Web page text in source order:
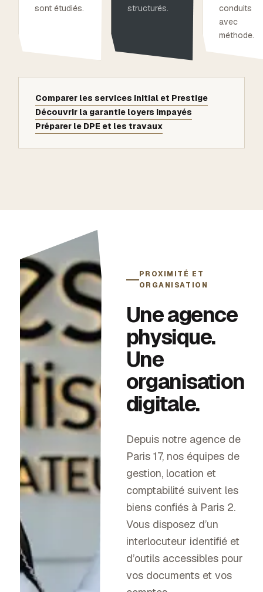
sont étudiés.
structurés.
conduits
avec
méthode.
Comparer les services Initial et Prestige
Découvrir la garantie loyers impayés
Préparer le DPE et les travaux
PROXIMITÉ ET
ORGANISATION
Une agence
physique.
Une
organisation
digitale.
Depuis notre agence de
Paris 17, nos équipes de
gestion, location et
comptabilité suivent les
biens confiés à Paris 2.
Vous disposez d’un
interlocuteur identifié et
d’outils accessibles pour
vos documents et vos